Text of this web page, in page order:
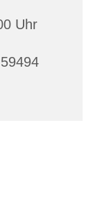
Uhr